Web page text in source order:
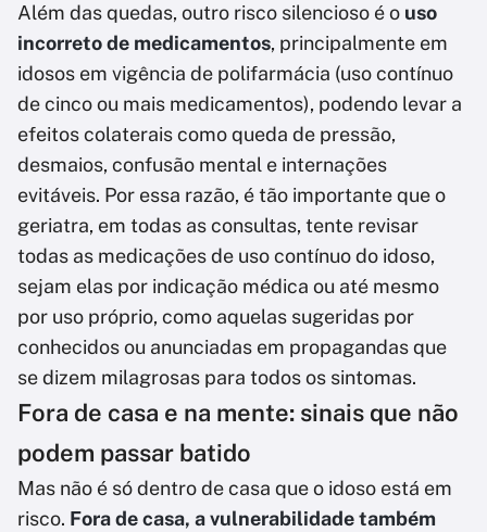
Além das quedas, outro risco silencioso é o uso
incorreto de medicamentos, principalmente em
idosos em vigência de polifarmácia (uso contínuo
de cinco ou mais medicamentos), podendo levar a
efeitos colaterais como queda de pressão,
desmaios, confusão mental e internações
evitáveis. Por essa razão, é tão importante que o
geriatra, em todas as consultas, tente revisar
todas as medicações de uso contínuo do idoso,
sejam elas por indicação médica ou até mesmo
por uso próprio, como aquelas sugeridas por
conhecidos ou anunciadas em propagandas que
se dizem milagrosas para todos os sintomas.
Fora de casa e na mente: sinais que não
podem passar batido
Mas não é só dentro de casa que o idoso está em
risco. Fora de casa, a vulnerabilidade também